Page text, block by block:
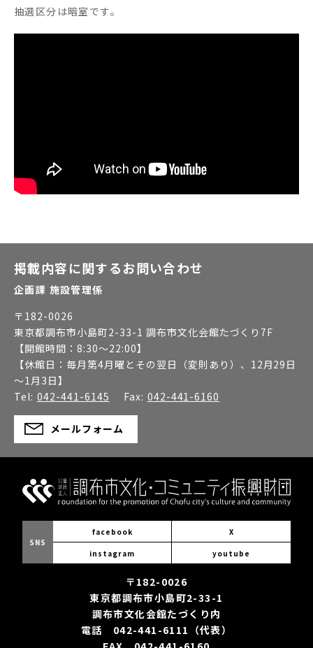
抽選区分は暗室です。
掲載内容に関するお問い合わせ
企画課 施設管理係
〒 182-0026
東京都調布市小島町2-33-1 調布市文化会館たづくり7F
【開館時間： 8:30～22:00】
【休館日： 毎月第4月曜とその翌日（変則あり）、12月29日
～1月3日】
Tel: 042-441-6145 Fax: 042-441-6160
メールフォーム
SNS
facebook X
instagram youtube
〒182-0026
東京都調布市小島町2-33-1
調布市文化会館たづくり内
電話 042-441-6111（代表）